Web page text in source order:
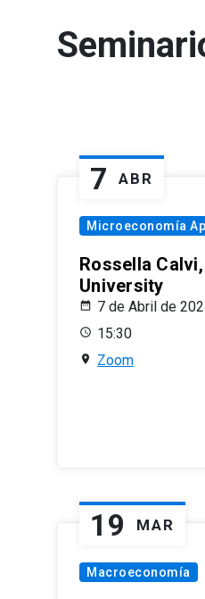
7 ABR
Microeconomía
Rossella
University
7 de Abril de
15:30
Zoom
19 MAR
Macroeconomía